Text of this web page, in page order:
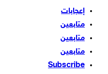
إعجابات
متابعين
متابعين
متابعين
Subscribe